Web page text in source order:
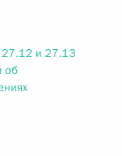
27.12 и 27.13
об